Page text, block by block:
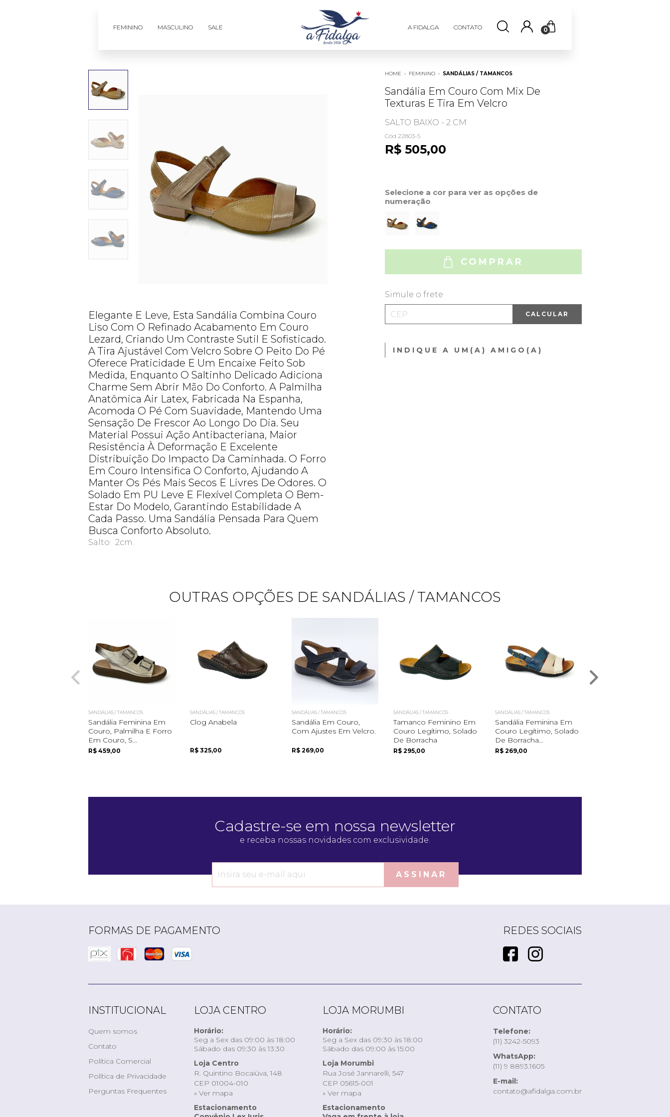
0
FEMININO MASCULINO SALE A FIDALGA CONTATO
Elegante E Leve, Esta Sandália Combina Couro
Liso Com O Refinado Acabamento Em Couro
Lezard, Criando Um Contraste Sutil E Sofisticado.
A Tira Ajustável Com Velcro Sobre O Peito Do Pé
Oferece Praticidade E Um Encaixe Feito Sob
Medida, Enquanto O Saltinho Delicado Adiciona
Charme Sem Abrir Mão Do Conforto. A Palmilha
Anatômica Air Latex, Fabricada Na Espanha,
Acomoda O Pé Com Suavidade, Mantendo Uma
Sensação De Frescor Ao Longo Do Dia. Seu
Material Possui Ação Antibacteriana, Maior
Resistência À Deformação E Excelente
Distribuição Do Impacto Da Caminhada. O Forro
Em Couro Intensifica O Conforto, Ajudando A
Manter Os Pés Mais Secos E Livres De Odores. O
Solado Em PU Leve E Flexível Completa O Bem-
Estar Do Modelo, Garantindo Estabilidade A
Cada Passo. Uma Sandália Pensada Para Quem
Busca Conforto Absoluto.
Salto: 2cm.
HOME » FEMININO » SANDÁLIAS / TAMANCOS
Sandália Em Couro Com Mix De
Texturas E Tira Em Velcro
SALTO BAIXO - 2 CM
Cód 22803-5
R$ 505,00
Selecione a cor para ver as opções de
numeração
COMPRAR
Simule o frete
CALCULAR
INDIQUE A UM(A) AMIGO(A)
OUTRAS OPÇÕES DE SANDÁLIAS / TAMANCOS
SANDÁLIAS / TAMANCOS
Sandália Feminina Em
Couro, Palmilha E Forro
Em Couro, S...
R$ 459,00
SANDÁLIAS / TAMANCOS
Clog Anabela
R$ 325,00
SANDÁLIAS / TAMANCOS
Sandália Em Couro,
Com Ajustes Em Velcro.
R$ 269,00
SANDÁLIAS / TAMANCOS
Tamanco Feminino Em
Couro Legítimo, Solado
De Borracha
R$ 295,00
SANDÁLIAS / TAMANCOS
Sandália Feminina Em
Couro Legítimo, Solado
De Borracha...
R$ 269,00
Cadastre-se em nossa newsletter
e receba nossas novidades com exclusividade.
ASSINAR
FORMAS DE PAGAMENTO REDES SOCIAIS
INSTITUCIONAL
Quem somos
Contato
Política Comercial
Política de Privacidade
Perguntas Frequentes
LOJA CENTRO
Horário:
Seg a Sex das 09:00 às 18:00
Sábado das 09:30 às 13:30
Loja Centro
R. Quintino Bocaiúva, 148
CEP 01004-010
» Ver mapa
Estacionamento
LOJA MORUMBI
Horário:
Seg a Sex das 09:30 às 18:00
Sábado das 09:00 às 15:00
Loja Morumbi
Rua José Jannarelli, 547
CEP 05615-001
» Ver mapa
Estacionamento
CONTATO
Telefone:
(11) 3242-5093
WhatsApp:
(11) 9 8893.1605
E-mail:
contato@afidalga.com.br